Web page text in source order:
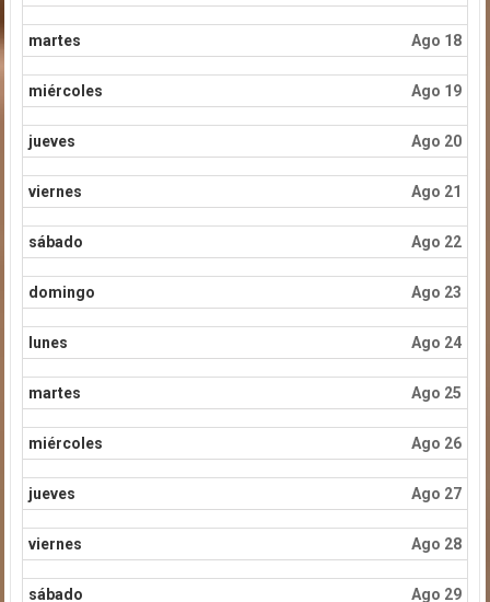
martes Ago 18
miércoles Ago 19
jueves Ago 20
viernes Ago 21
sábado Ago 22
domingo Ago 23
lunes Ago 24
martes Ago 25
miércoles Ago 26
jueves Ago 27
viernes Ago 28
sábado Ago 29